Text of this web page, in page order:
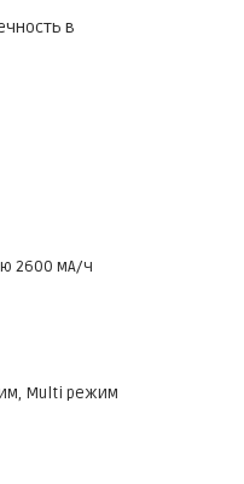
в
2600 мА/ч
Multi режим